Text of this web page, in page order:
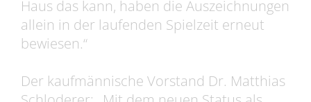
Haus das kann, haben die Auszeichnungen
allein in der laufenden Spielzeit erneut
bewiesen.“
Der kaufmännische Vorstand Dr. Matthias